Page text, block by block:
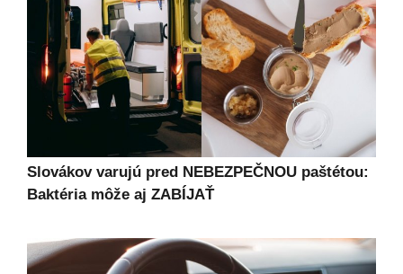
Slovákov varujú pred NEBEZPEČNOU paštétou:
Baktéria môže aj ZABÍJAŤ